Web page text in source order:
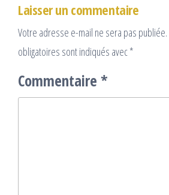
Laisser un commentaire
Votre adresse e-mail ne sera pas publiée.
obligatoires sont indiqués avec*
Commentaire *